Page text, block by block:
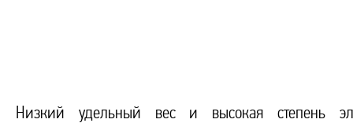
Низкий удельный вес и высокая степень